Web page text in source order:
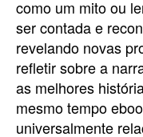
como um mito ou
ser contada e
revelando novas
refletir sobre a
as melhores
mesmo tempo
universalmente